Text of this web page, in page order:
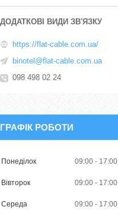
https://flat-cable.com.ua/
binotel@flat-cable.com.ua
098 498 02 24
ГРАФІК РОБОТИ
Понеділок 09:00 17:00
Вівторок 09:00 17:00
Середа 09:00 17:00